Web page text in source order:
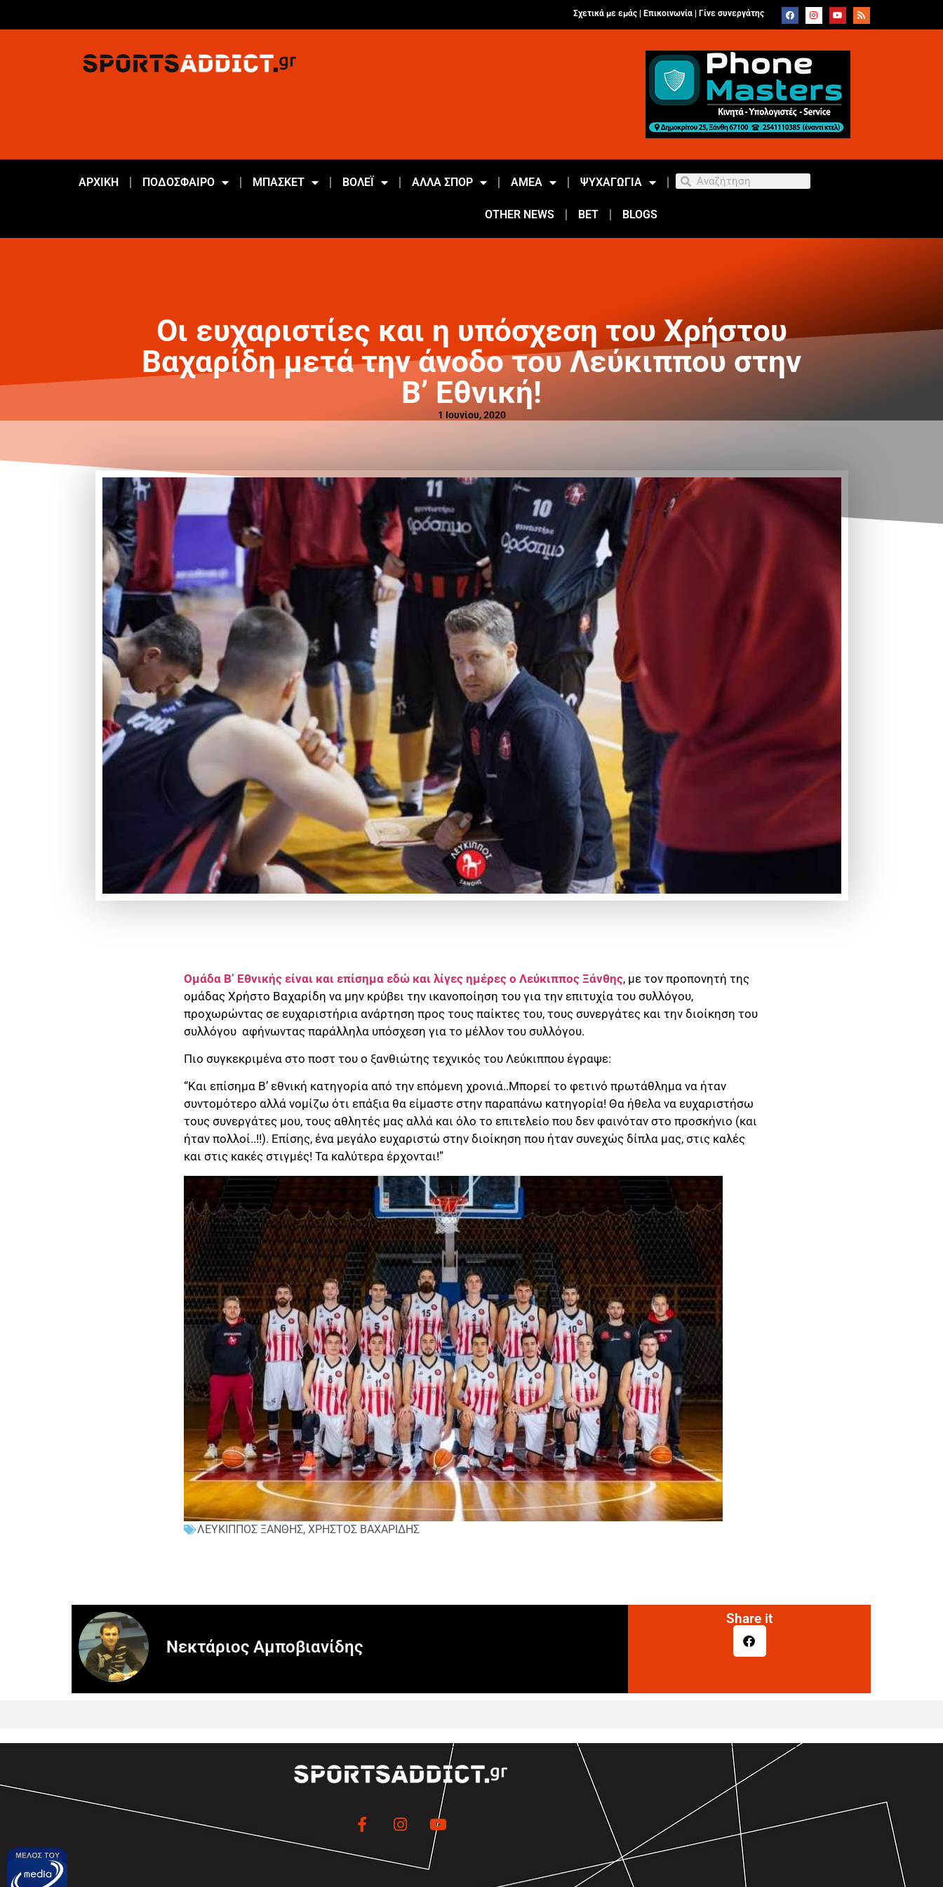
Σχετικά με εμάς | Επικοινωνία Γίνε συνεργάτης
ΑΡΧΙΚΗ ΠΟΔΟΣΦΑΙΡΟ ΜΠΑΣΚΕΤ ΒΟΛΕΪ ΑΛΛΑ ΣΠΟΡ ΑΜΕΑ ΨΥΧΑΓΩΓΙΑ
OTHER NEWS BET BLOGS
Οι ευχαριστίες και η υπόσχεση του Χρήστου
Βαχαρίδη μετά την άνοδο του Λεύκιππου στην
Β’ Εθνική!
1 Ιουνίου, 2020
Ομάδα Β’ Εθνικής είναι και επίσημα εδώ και λίγες ημέρες ο Λεύκιππος Ξάνθης, με τον προπονητή της
ομάδας Χρήστο Βαχαρίδη να μην κρύβει την ικανοποίηση του για την επιτυχία του συλλόγου,
προχωρώντας σε ευχαριστήρια ανάρτηση προς τους παίκτες του, τους συνεργάτες και την διοίκηση του
συλλόγου αφήνωντας παράλληλα υπόσχεση για το μέλλον του συλλόγου.
Πιο συγκεκριμένα στο ποστ του ο ξανθιώτης τεχνικός του Λεύκιππου έγραψε:
“Και επίσημα Β’ εθνική κατηγορία από την επόμενη χρονιά..Μπορεί το φετινό πρωτάθλημα να ήταν
συντομότερο αλλά νομίζω ότι επάξια θα είμαστε στην παραπάνω κατηγορία! Θα ήθελα να ευχαριστήσω
τους συνεργάτες μου, τους αθλητές μας αλλά και όλο το επιτελείο που δεν φαινόταν στο προσκήνιο (και
ήταν πολλοί..!!). Επίσης, ένα μεγάλο ευχαριστώ στην διοίκηση που ήταν συνεχώς δίπλα μας, στις καλές
και στις κακές στιγμές! Τα καλύτερα έρχονται!”
ΛΕΥΚΙΠΠΟΣ ΞΑΝΘΗΣ, ΧΡΗΣΤΟΣ ΒΑΧΑΡΙΔΗΣ
Νεκτάριος Αμποβιανίδης
Share it